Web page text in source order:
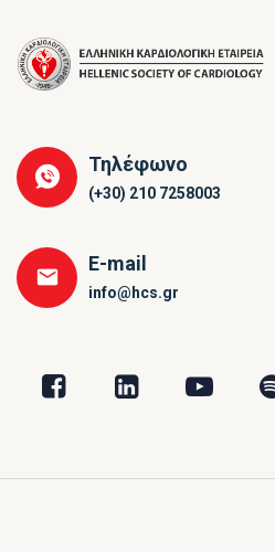
Τηλέφωνο
(+30) 210 7258003
E-mail
info@hcs.gr